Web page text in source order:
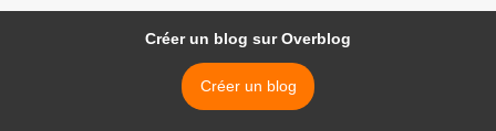
Créer un blog sur Overblog
Créer un blog